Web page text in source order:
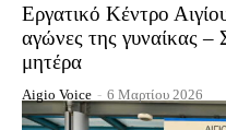
Εργατικό Κέντρο
αγώνες της γυναίκας –
μητέρα
Aigio Voice - 6 Μαρτίου 2026